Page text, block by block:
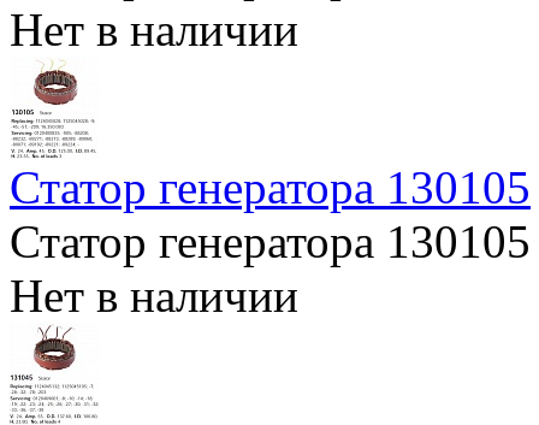
Нет в наличии
Статор генератора 130105
Статор генератора 130105
Нет в наличии